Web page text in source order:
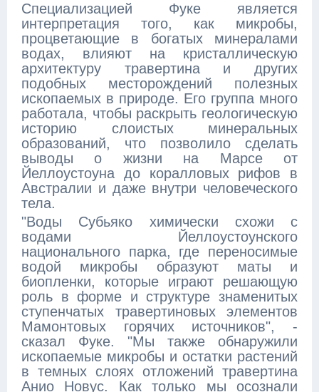
Специализацией Фуке является
интерпретация того, как микробы,
процветающие в богатых минералами
водах, влияют на кристаллическую
архитектуру травертина и других
подобных месторождений полезных
ископаемых в природе. Его группа много
работала, чтобы раскрыть геологическую
историю слоистых минеральных
образований, что позволило сделать
выводы о жизни на Марсе от
Йеллоустоуна до коралловых рифов в
Австралии и даже внутри человеческого
тела.
"Воды Субьяко химически схожи с
водами Йеллоустоунского
национального парка, где переносимые
водой микробы образуют маты и
биопленки, которые играют решающую
роль в форме и структуре знаменитых
ступенчатых травертиновых элементов
Мамонтовых горячих источников", -
сказал Фуке. "Мы также обнаружили
ископаемые микробы и остатки растений
в темных слоях отложений травертина
Анио Новус. Как только мы осознали